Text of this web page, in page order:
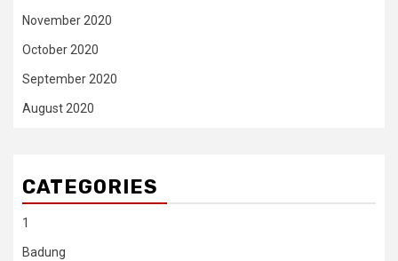
November 2020
October 2020
September 2020
August 2020
CATEGORIES
1
Badung